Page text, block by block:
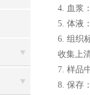
4. 血浆
5. 体液
6. 组织
收集上
7. 样品
8. 保存